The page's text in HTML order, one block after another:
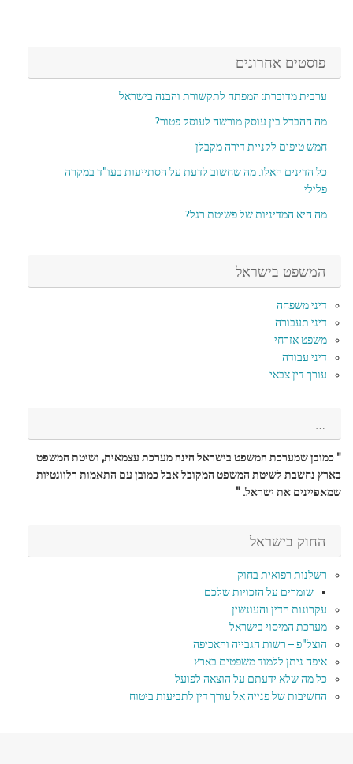
פוסטים אחרונים
ערבית מדוברת: המפתח לתקשורת והבנה בישראל
מה ההבדל בין עוסק מורשה לעוסק פטור?
חמש טיפים לקניית דירה מקבלן
כל הדינים האלו: מה שחשוב לדעת על הסתייעות בעו"ד במקרה
פלילי
מה היא המדיניות של פשיטת רגל?
המשפט בישראל
דיני משפחה
דיני תעבורה
משפט אזרחי
דיני עבודה
עורך דין צבאי
" כמובן שמערכת המשפט בישראל הינה מערכת עצמאית, ושיטת המשפט
בארץ נחשבת לשיטת המשפט המקובל אבל כמובן עם התאמות רלוונטיות
שמאפיינים את ישראל. "
החוק בישראל
רשלנות רפואית בחוק
שומרים על הזכויות שלכם
עקרונות הדין והעונשין
מערכת המיסוי בישראל
הוצל"פ – רשות הגבייה והאכיפה
איפה ניתן ללמוד משפטים בארץ
כל מה שלא ידעתם על הוצאה לפועל
החשיבות של פנייה אל עורך דין לתביעות ביטוח